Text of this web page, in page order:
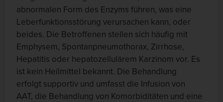
abnormalen Form des Enzyms führen, was eine
Leberfunktionsstörung verursachen kann, oder
beides. Die Betroffenen stellen sich häufig mit
Emphysem, Spontanpneumothorax, Zirrhose,
Hepatitis oder hepatozellulärem Karzinom vor. Es
ist kein Heilmittel bekannt. Die Behandlung
erfolgt supportiv und umfasst die Infusion von
AAT, die Behandlung von Komorbiditäten und eine